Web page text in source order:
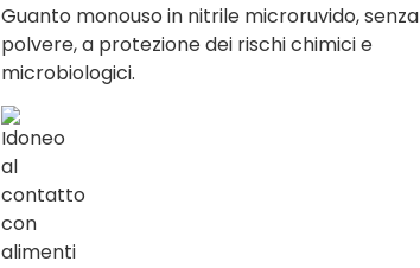
Guanto monouso in nitrile microruvido, senza
polvere, a protezione dei rischi chimici e
microbiologici.